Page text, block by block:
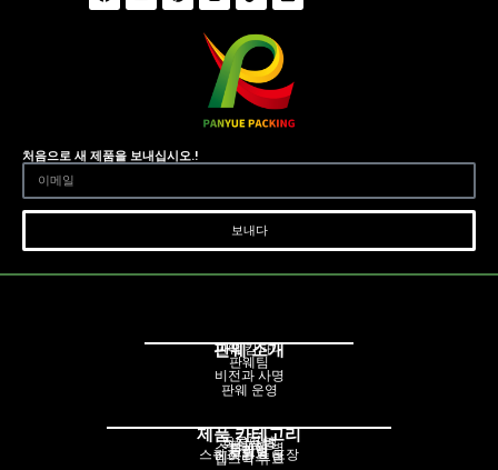
처음으로 새 제품을 보내십시오.!
보내다
판웨 소개
판웨 캄파니
판웨팀
비전과 사명
판웨 운영
제품 카테고리
드로퍼 병
화장품병
펌프병
스프레이 병
롤러병
크림병
스퀴즈 튜브 포장
에어리스 병
립스틱 튜브